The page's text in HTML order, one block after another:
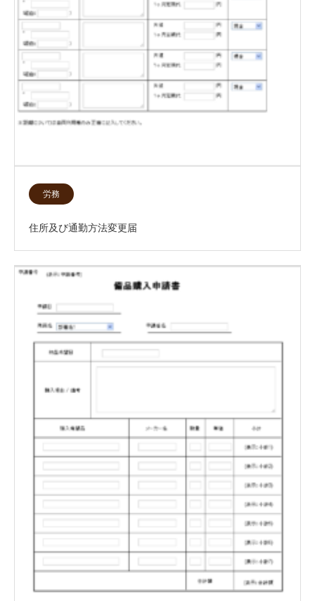
労務
住所及び通勤方法変更届